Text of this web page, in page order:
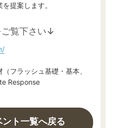
提案します。
ご覧下さい↓
フラッシュ基礎・基本、
Response
ト一覧へ戻る